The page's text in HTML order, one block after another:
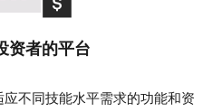
资者的平台
应不同技能水平需求的功能和资